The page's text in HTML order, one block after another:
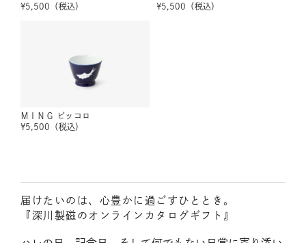
¥5,500 （税込）
¥5,500 （税込）
ＭＩＮＧ ピッコロ
¥5,500 （税込）
届けたいのは、心豊かに過ごすひととき。
『深川製磁のオンラインカタログギフト』